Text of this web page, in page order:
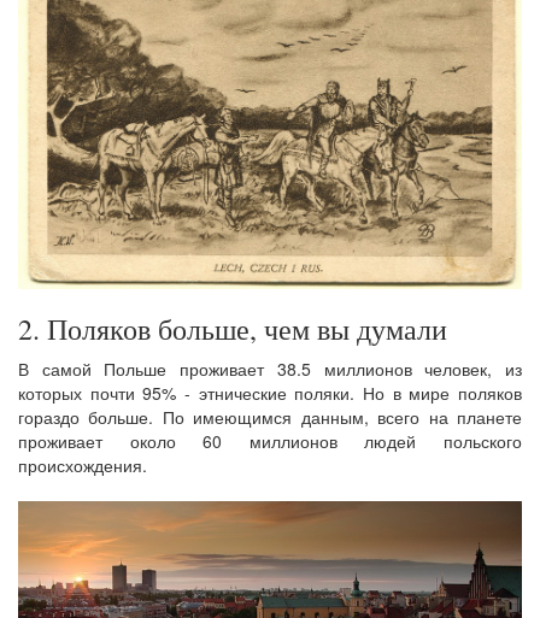
2. Поляков больше, чем вы думали
В самой Польше проживает 38.5 миллионов человек, из
которых почти 95% - этнические поляки. Но в мире поляков
гораздо больше. По имеющимся данным, всего на планете
проживает около 60 миллионов людей польского
происхождения.